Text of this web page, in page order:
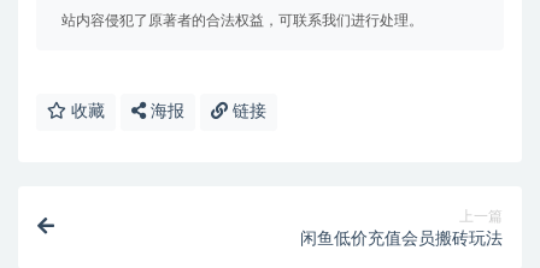
站内容侵犯了原著者的合法权益，可联系我们进行处理。
收藏 海报 链接
上一篇
闲鱼低价充值会员搬砖玩法